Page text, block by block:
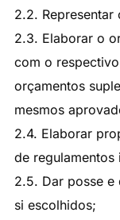
2.2.
2.3. Elaborar o
com o
orçamentos
mesmos
2.4. Elaborar
de regulamentos
2.5. Dar posse e
si escolhidos;